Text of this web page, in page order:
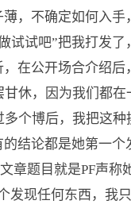
，不确定如何入
试试吧”把我打发
在公开场合介绍后
休，因为我们都
个博后，我把这
结论都是她第一
章题目就是PF声
现任何东西，我